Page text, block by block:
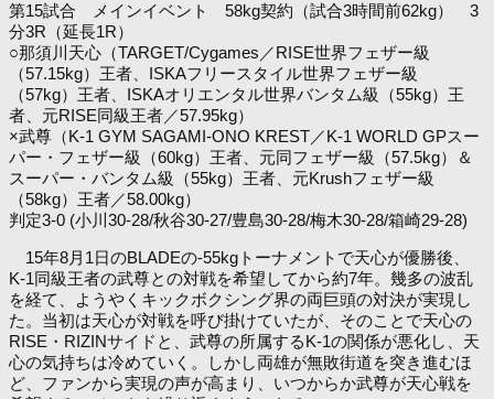
第15試合 メインイベント 58kg契約（試合3時間前62kg） 3
分3R（延長1R）
○那須川天心（TARGET/Cygames／RISE世界フェザー級
（57.15kg）王者、ISKAフリースタイル世界フェザー級
（57kg）王者、ISKAオリエンタル世界バンタム級（55kg）王
者、元RISE同級王者／57.95kg）
×武尊（K-1 GYM SAGAMI-ONO KREST／K-1 WORLD GPスー
パー・フェザー級（60kg）王者、元同フェザー級（57.5kg）＆
スーパー・バンタム級（55kg）王者、元Krushフェザー級
（58kg）王者／58.00kg）
判定3-0 (小川30-28/秋谷30-27/豊島30-28/梅木30-28/箱崎29-28)
15年8月1日のBLADEの-55kgトーナメントで天心が優勝後、
K-1同級王者の武尊との対戦を希望してから約7年。幾多の波乱
を経て、ようやくキックボクシング界の両巨頭の対決が実現し
た。当初は天心が対戦を呼び掛けていたが、そのことで天心の
RISE・RIZINサイドと、武尊の所属するK-1の関係が悪化し、天
心の気持ちは冷めていく。しかし両雄が無敗街道を突き進むほ
ど、ファンから実現の声が高まり、いつからか武尊が天心戦を